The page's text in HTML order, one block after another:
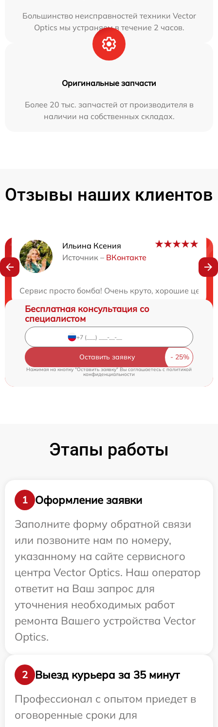
Большинство неисправностей техники Vector
Optics мы устраняем в течение 2 часов.
Оригинальные запчасти
Более 20 тыс. запчастей от производителя в
наличии на собственных складах.
Отзывы наших клиентов
Ильина Ксения
Источник – ВКонтакте
Сервис просто бомба! Очень круто, хорошие цены
Нужна консультация?
Бесплатная консультация со
специалистом
Оставить заявку
Нажимая на кнопку "Оставить заявку" Вы соглашаетесь c политикой
конфиденциальности
Этапы работы
1
Оформление заявки
Заполните форму обратной связи
или позвоните нам по номеру,
указанному на сайте сервисного
центра Vector Optics. Наш оператор
ответит на Ваш запрос для
уточнения необходимых работ
ремонта Вашего устройства Vector
Optics.
2
Выезд курьера за 35 минут
Профессионал с опытом приедет в
оговоренные сроки для